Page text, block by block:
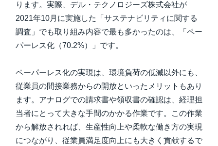
ります。実際、デル・テクノロジーズ株式会社が
2021年10月に実施した「サステナビリティに関する
調査」でも取り組み内容で最も多かったのは、「ペー
パーレス化（70.2%）」です。
ペーパーレス化の実現は、環境負荷の低減以外にも、
従業員の間接業務からの開放といったメリットもあり
ます。アナログでの請求書や領収書の確認は、経理担
当者にとって大きな手間のかかる作業です。この作業
から解放されれば、生産性向上や柔軟な働き方の実現
につながり、従業員満足度向上にも大きく貢献するで